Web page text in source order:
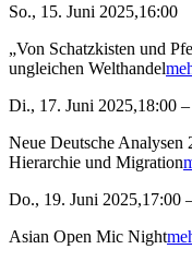
So., 15. Juni 2025,16:00
„Von Schatzkisten und
ungleichen Welthandel
Di., 17. Juni 2025,18:00
Neue Deutsche Analysen
Hierarchie und Migration
Do., 19. Juni 2025,17:00
Asian Open Mic Night